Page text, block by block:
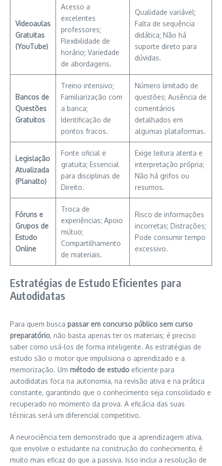
Videoaulas
Gratuitas
(YouTube)
Acesso a
excelentes
professores;
Flexibilidade de
horário; Variedade
de abordagens.
Qualidade variável;
Falta de sequência
didática; Não há
suporte direto para
dúvidas.
Bancos de
Questões
Gratuitos
Treino intensivo;
Familiarização com
a banca;
Identificação de
pontos fracos.
Número limitado de
questões; Ausência de
comentários
detalhados em
algumas plataformas.
Legislação
Atualizada
(Planalto)
Fonte oficial e
gratuita; Essencial
para disciplinas de
Direito.
Exige leitura atenta e
interpretação própria;
Não há grifos ou
resumos.
Fóruns e
Grupos de
Estudo
Online
Troca de
experiências; Apoio
mútuo;
Compartilhamento
de materiais.
Risco de informações
incorretas; Distrações;
Pode consumir tempo
excessivo.
Estratégias de Estudo Eficientes para
Autodidatas
Para quem busca passar em concurso público sem curso
preparatório, não basta apenas ter os materiais; é preciso
saber como usá-los de forma inteligente. As estratégias de
estudo são o motor que impulsiona o aprendizado e a
memorização. Um método de estudo eficiente para
autodidatas foca na autonomia, na revisão ativa e na prática
constante, garantindo que o conhecimento seja consolidado e
recuperado no momento da prova. A eficácia das suas
técnicas será um diferencial competitivo.
A neurociência tem demonstrado que a aprendizagem ativa,
que envolve o estudante na construção do conhecimento, é
muito mais eficaz do que a passiva. Isso inclui a resolução de